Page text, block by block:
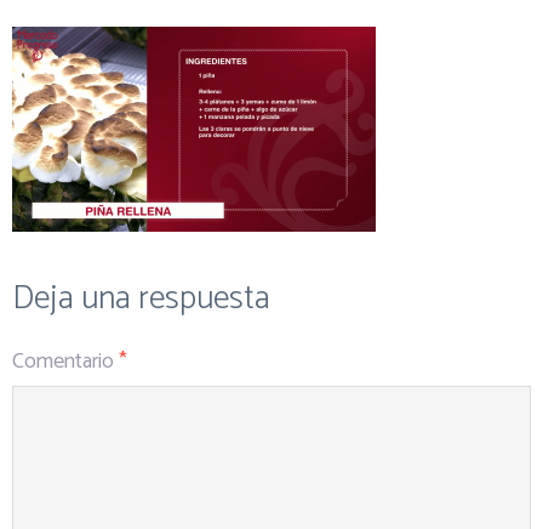
Deja una respuesta
Comentario*